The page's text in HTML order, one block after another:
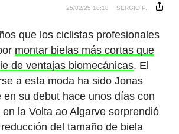
25/02/25 18:18 SERGIO P.
que los ciclistas profesionales
montar bielas más cortas que
de ventajas biomecánicas. El
a esta moda ha sido Jonas
en su debut hace unos días con
la Volta ao Algarve sorprendió
del tamaño de biela